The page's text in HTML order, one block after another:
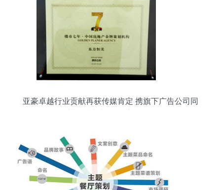
亚豪卓越行业贡献再获传媒肯定 携旗下广告公司同